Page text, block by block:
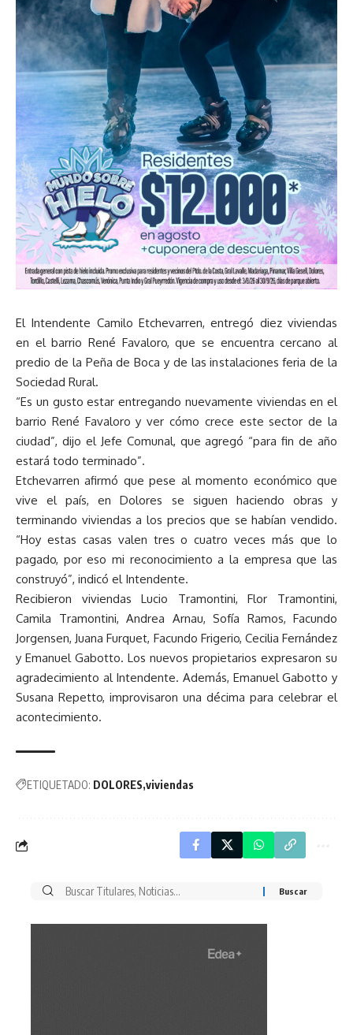
El Intendente Camilo Etchevarren, entregó diez viviendas
en el barrio René Favaloro, que se encuentra cercano al
predio de la Peña de Boca y de las instalaciones feria de la
Sociedad Rural.
“Es un gusto estar entregando nuevamente viviendas en el
barrio René Favaloro y ver cómo crece este sector de la
ciudad”, dijo el Jefe Comunal, que agregó “para fin de año
estará todo terminado”.
Etchevarren afirmó que pese al momento económico que
vive el país, en Dolores se siguen haciendo obras y
terminando viviendas a los precios que se habían vendido.
“Hoy estas casas valen tres o cuatro veces más que lo
pagado, por eso mi reconocimiento a la empresa que las
construyó”, indicó el Intendente.
Recibieron viviendas Lucio Tramontini, Flor Tramontini,
Camila Tramontini, Andrea Arnau, Sofía Ramos, Facundo
Jorgensen, Juana Furquet, Facundo Frigerio, Cecilia Fernández
y Emanuel Gabotto. Los nuevos propietarios expresaron su
agradecimiento al Intendente. Además, Emanuel Gabotto y
Susana Repetto, improvisaron una décima para celebrar el
acontecimiento.
ETIQUETADO: DOLORES viviendas
Buscar